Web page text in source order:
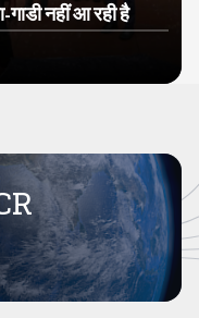
नहीं आ रही है